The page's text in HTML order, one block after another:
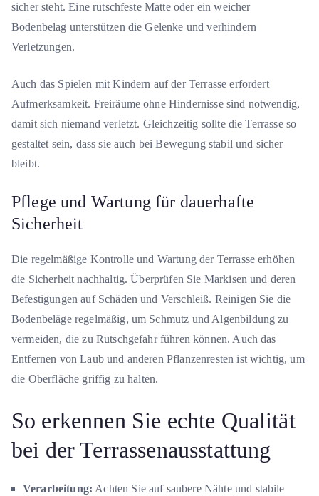
sicher steht. Eine rutschfeste Matte oder ein weicher
Bodenbelag unterstützen die Gelenke und verhindern
Verletzungen.
Auch das Spielen mit Kindern auf der Terrasse erfordert
Aufmerksamkeit. Freiräume ohne Hindernisse sind notwendig,
damit sich niemand verletzt. Gleichzeitig sollte die Terrasse so
gestaltet sein, dass sie auch bei Bewegung stabil und sicher
bleibt.
Pflege und Wartung für dauerhafte
Sicherheit
Die regelmäßige Kontrolle und Wartung der Terrasse erhöhen
die Sicherheit nachhaltig. Überprüfen Sie Markisen und deren
Befestigungen auf Schäden und Verschleiß. Reinigen Sie die
Bodenbeläge regelmäßig, um Schmutz und Algenbildung zu
vermeiden, die zu Rutschgefahr führen können. Auch das
Entfernen von Laub und anderen Pflanzenresten ist wichtig, um
die Oberfläche griffig zu halten.
So erkennen Sie echte Qualität
bei der Terrassenausstattung
Verarbeitung: Achten Sie auf saubere Nähte und stabile